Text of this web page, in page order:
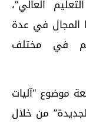
العالي”،
المجال في عدة
في مختلف
موضوع “آليات
من خلال